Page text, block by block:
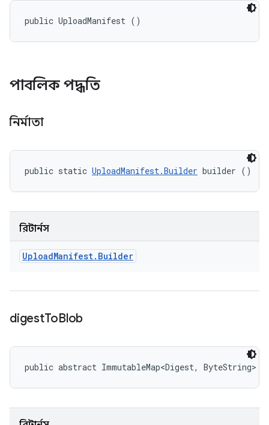
public UploadManifest ()
পাবলিক পদ্ধতি
নির্মাতা
public static UploadManifest.Builder builder ()
রিটার্নস
UploadManifest. Builder
digestToBlob
public abstract ImmutableMap<Digest, ByteString>